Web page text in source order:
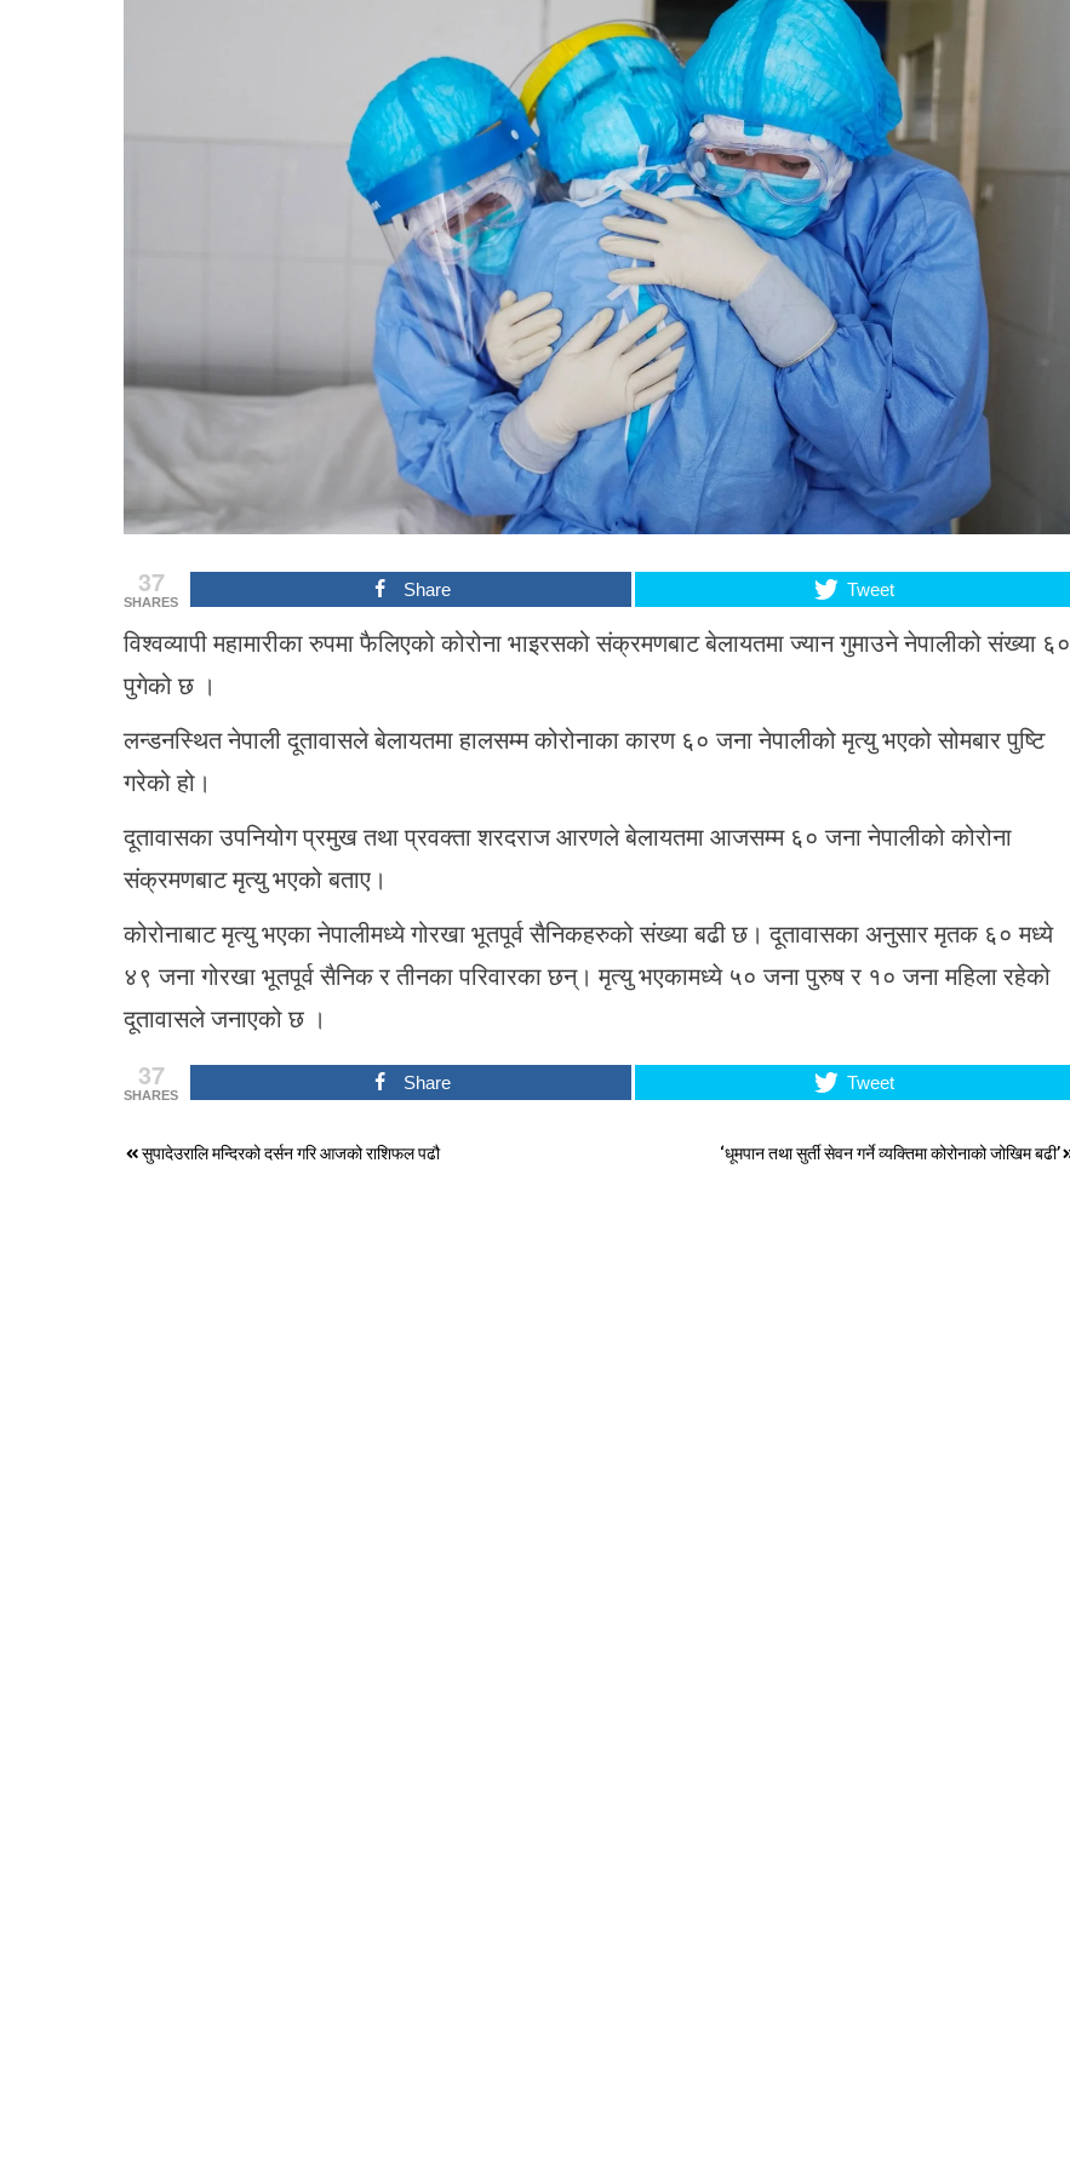
37
SHARES
Share Tweet
विश्वव्यापी महामारीका रुपमा फैलिएको कोरोना भाइरसको संक्रमणबाट बेलायतमा ज्यान गुमाउने नेपालीको संख्या ६०
पुगेको छ ।
लन्डनस्थित नेपाली दूतावासले बेलायतमा हालसम्म कोरोनाका कारण ६० जना नेपालीको मृत्यु भएको सोमबार पुष्टि
गरेको हो।
दूतावासका उपनियोग प्रमुख तथा प्रवक्ता शरदराज आरणले बेलायतमा आजसम्म ६० जना नेपालीको कोरोना
संक्रमणबाट मृत्यु भएको बताए।
कोरोनाबाट मृत्यु भएका नेपालीमध्ये गोरखा भूतपूर्व सैनिकहरुको संख्या बढी छ। दूतावासका अनुसार मृतक ६० मध्ये
४९ जना गोरखा भूतपूर्व सैनिक र तीनका परिवारका छन्। मृत्यु भएकामध्ये ५० जना पुरुष र १० जना महिला रहेको
दूतावासले जनाएको छ ।
37
SHARES
Share Tweet
Post
सुपादेउरालि मन्दिरको दर्सन गरि आजको राशिफल पढौ ‘धूमपान तथा सुर्ती सेवन गर्ने व्यक्तिमा कोरोनाको जोखिम बढी’